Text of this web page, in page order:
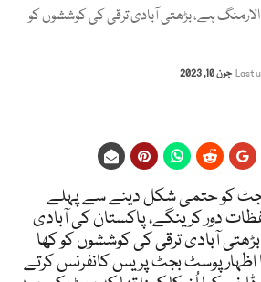
ہے، بڑھتی آبادی ترقی کی کوششوں کو
Last جون 10, 2023
کو حتمی شکل دینے سے پہلے
دور کرینگے، پاکستان کی آبادی
آبادی ترقی کی کوششوں کو کھا
بجٹ پریس کانفرنس کرتے